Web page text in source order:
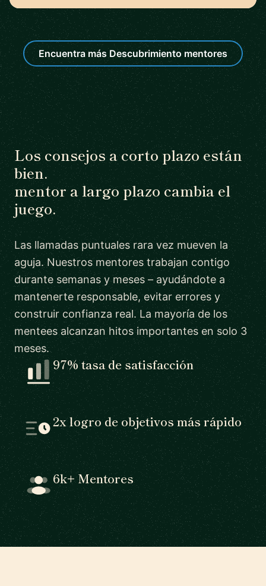
Encuentra más Descubrimiento mentores
Los consejos a corto plazo están
bien.
mentor a largo plazo cambia el
juego.
Las llamadas puntuales rara vez mueven la
aguja. Nuestros mentores trabajan contigo
durante semanas y meses – ayudándote a
mantenerte responsable, evitar errores y
construir confianza real. La mayoría de los
mentees alcanzan hitos importantes en solo 3
meses.
97% tasa de satisfacción
2x logro de objetivos más rápido
6k+ Mentores